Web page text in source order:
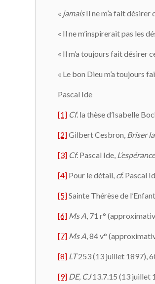
« jamaisIl ne m’a fait désirer
« Il ne m’inspirerait pas les
« Il m’a toujours fait désirer
« Le bon Dieu m’a toujours
Pascal Ide
[1] Cf. la thèse d’Isabelle
[2]Gilbert Cesbron, Briser
[3] Cf. Pascal Ide,
[4] Pour le détail, cf. Pascal
[5]Sainte Thérèse de
[6] Ms A , 71 r°
[7] Ms A , 84 v°
[8] LT253 (13 juillet 1897),
[9] DE, CJ13.7.15 (13 juillet